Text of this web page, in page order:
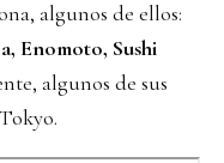
algunos de ellos:
Enomoto, Sushi
algunos de sus